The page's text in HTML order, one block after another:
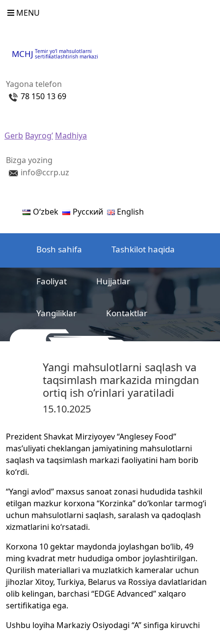
MENU
MCHJ Temir yo‘l mahsulotlarni
sertifikatlashtirish markazi
Yagona telefon
78 150 13 69
Gerb Bayrog’ Madhiya
Bizga yozing
info@ccrp.uz
Oʻzbek Русский English
Bosh sahifa Tashkilot haqida
Faoliyat Hujjatlar
Yangiliklar Kontaktlar
sertifikatlashtirish markazi
Yangi mahsulotlarni saqlash va
taqsimlash markazida mingdan
ortiq ish o‘rinlari yaratiladi
15.10.2025
Prezident Shavkat Mirziyoyev “Anglesey Food”
mas’uliyati cheklangan jamiyatining mahsulotlarni
saqlash va taqsimlash markazi faoliyatini ham borib
ko‘rdi.
“Yangi avlod” maxsus sanoat zonasi hududida tashkil
etilgan mazkur korxona “Korzinka” do‘konlar tarmog‘i
uchun mahsulotlarni saqlash, saralash va qadoqlash
xizmatlarini ko‘rsatadi.
Korxona 10 gektar maydonda joylashgan bo‘lib, 49
ming kvadrat metr hududiga ombor joylashtirilgan.
Qurilish materiallari va muzlatkich kameralar uchun
jihozlar Xitoy, Turkiya, Belarus va Rossiya davlatlaridan
olib kelingan, barchasi “EDGE Advanced” xalqaro
sertifikatiga ega.
Ushbu loyiha Markaziy Osiyodagi “A” sinfiga kiruvchi